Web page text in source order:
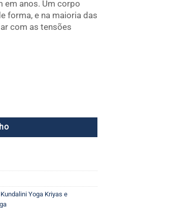
em anos. Um corpo
forma, e na maioria das
com as tensões
Yoga Kriyas e